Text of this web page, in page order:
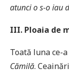
atunci o s-o iau
III. Ploaia de
Toată luna ce-
Cămilă.